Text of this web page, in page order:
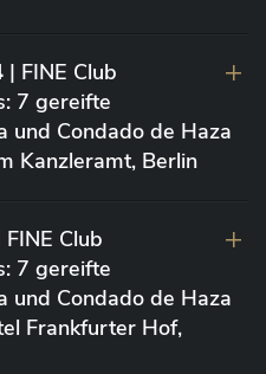
| FINE Club
7 gereifte
und Condado de Haza
Kanzleramt, Berlin
FINE Club
7 gereifte
und Condado de Haza
Frankfurter Hof,